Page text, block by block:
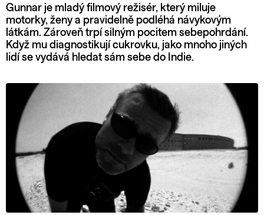
Gunnar je mladý filmový režisér, který miluje
motorky, ženy a pravidelně podléhá návykovým
látkám. Zároveň trpí silným pocitem sebepohrdání.
Když mu diagnostikují cukrovku, jako mnoho jiných
lidí se vydává hledat sám sebe do Indie.